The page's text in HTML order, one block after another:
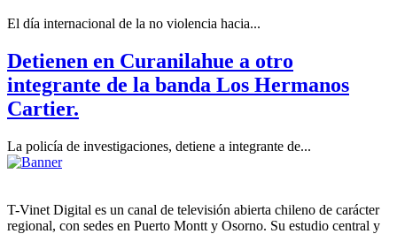
El día internacional de la no violencia hacia...
Detienen en Curanilahue a otro
integrante de la banda Los Hermanos
Cartier.
La policía de investigaciones, detiene a integrante de...
T-Vinet Digital es un canal de televisión abierta chileno de carácter
regional, con sedes en Puerto Montt y Osorno. Su estudio central y